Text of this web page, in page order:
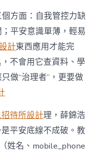
方面：自我管控力缺
；平安意識單薄，輕易
計東西應用才能完
不會用它查資料、學
做“治理者”，更要做
待所設計理，薛錦浩
平安底線不成破。教
姓名、mobile_phone